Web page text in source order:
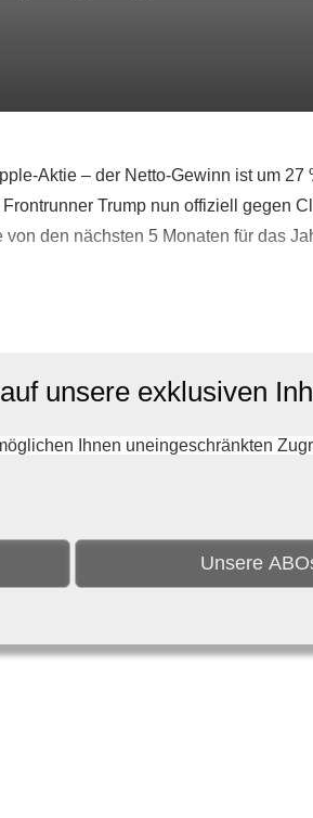
Aktie – der Netto-Gewinn ist um 27
Trump nun offiziell gegen
den nächsten 5 Monaten für das
unsere exklusiven
Ihnen uneingeschränkten
Unsere